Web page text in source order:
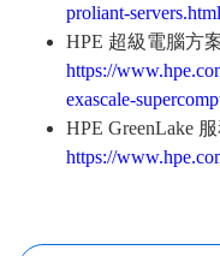
proliant-servers.html
HPE 超級電腦方案
https://
exascale-
HPE GreenLake
https://